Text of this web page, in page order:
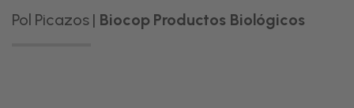
Pol Picazos | Biocop Productos Biológicos